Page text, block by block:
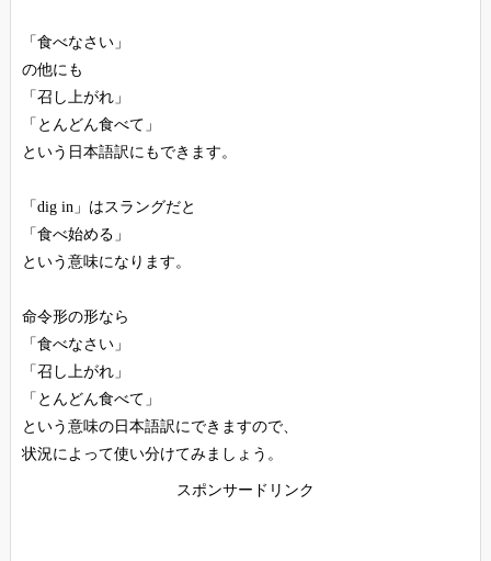
「食べなさい」
の他にも
「召し上がれ」
「とんどん食べて」
という日本語訳にもできます。
「dig in」はスラングだと
「食べ始める」
という意味になります。
命令形の形なら
「食べなさい」
「召し上がれ」
「とんどん食べて」
という意味の日本語訳にできますので、
状況によって使い分けてみましょう。
スポンサードリンク